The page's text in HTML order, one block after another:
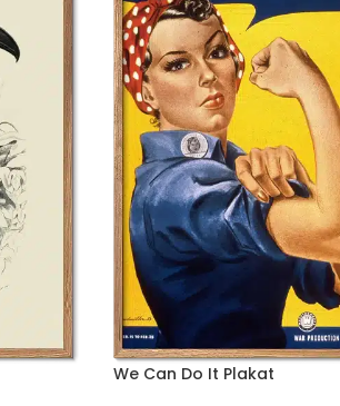
We Can Do It Plakat